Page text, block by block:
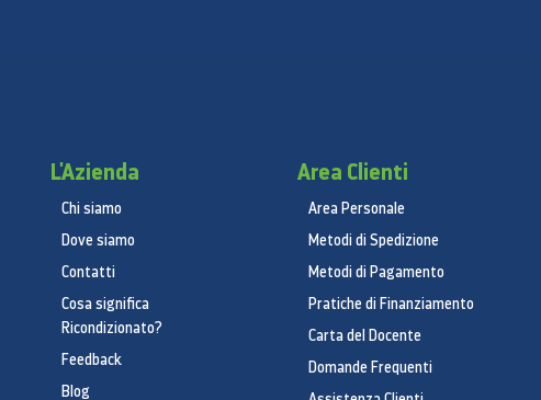
L'Azienda
Chi siamo
Dove siamo
Contatti
Cosa significa
Ricondizionato?
Feedback
Blog
Area Clienti
Area Personale
Metodi di Spedizione
Metodi di Pagamento
Pratiche di Finanziamento
Carta del Docente
Domande Frequenti